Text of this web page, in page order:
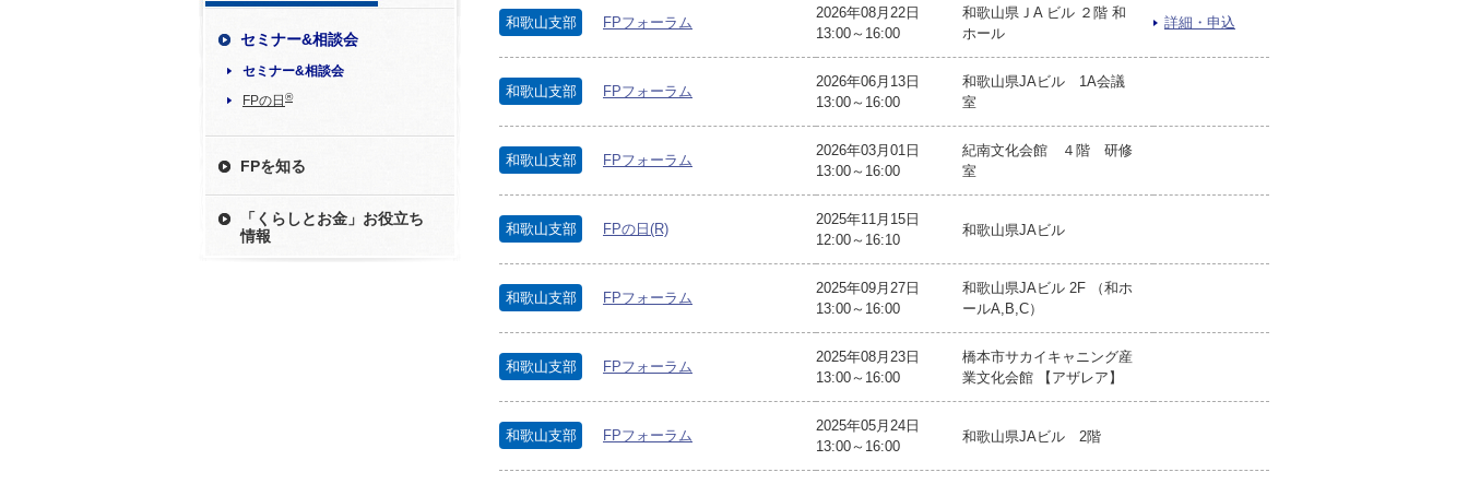
セミナー&相談会
セミナー&相談会
FPの日 ®
FPを知る
「くらしとお金」お役立ち
情報
和歌山支部 FPフォーラム
2026年08月22日
13:00～16:00
和歌山県ＪA ビル ２階 和
ホール
詳細・申込
和歌山支部 FPフォーラム
2026年06月13日
13:00～16:00
和歌山県JAビル 1A会議
室
和歌山支部 FPフォーラム
2026年03月01日
13:00～16:00
紀南文化会館 ４階 研修
室
和歌山支部 FPの日(R)
2025年11月15日
12:00～16:10
和歌山県JAビル
和歌山支部 FPフォーラム
2025年09月27日
13:00～16:00
和歌山県JAビル 2F （和ホ
ールA,B,C）
和歌山支部 FPフォーラム
2025年08月23日
13:00～16:00
橋本市サカイキャニング産
業文化会館 【アザレア】
和歌山支部 FPフォーラム
2025年05月24日
13:00～16:00
和歌山県JAビル 2階